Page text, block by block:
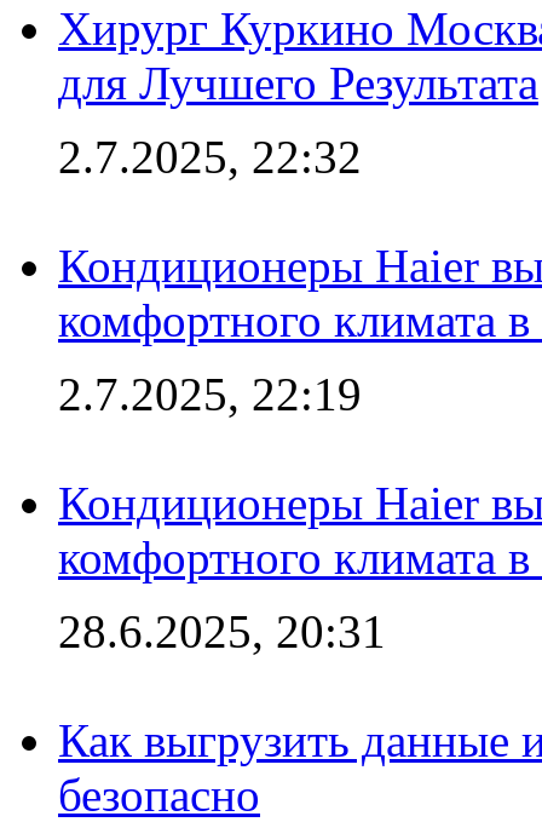
Хирург Куркино
для Лучшего Результата
2.7.2025, 22:32
Кондиционеры Haier
комфортного климата
2.7.2025, 22:19
Кондиционеры Haier
комфортного климата
28.6.2025, 20:31
Как выгрузить данные
безопасно